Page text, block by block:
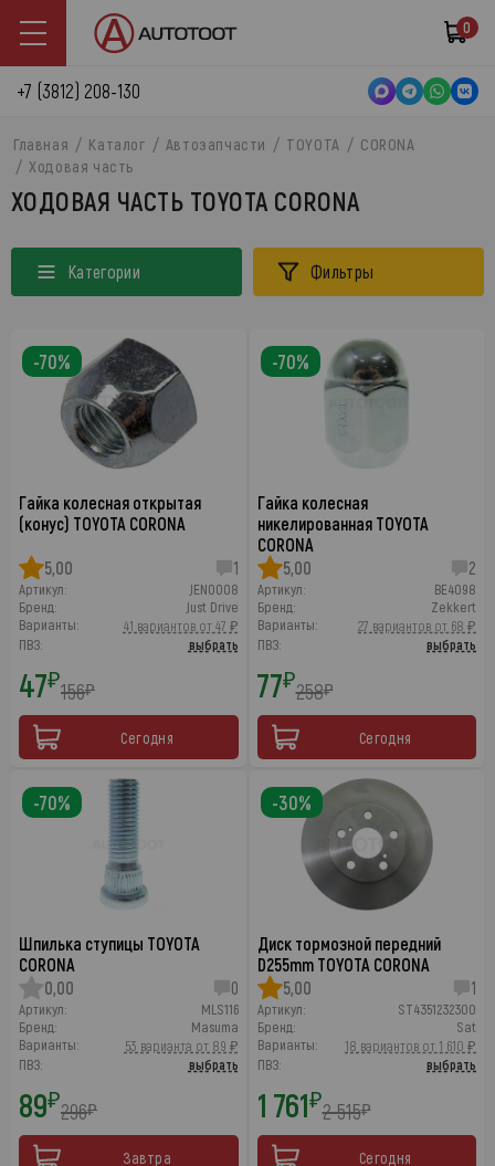
0
+7 (3812) 208-130
Главная Каталог Автозапчасти TOYOTA
CORONA
Ходовая часть
ХОДОВАЯ ЧАСТЬ TOYOTA CORONA
Категории Фильтры
Гайка колесная открытая
(конус) TOYOTA CORONA
5,00 1
Артикул:
JEN0008
Бренд:
Just Drive
Варианты:
41 вариантов от 47 ₽
ПВЗ:
выбрать
47₽156₽
Сегодня
-70%
Гайка колесная
никелированная TOYOTA
CORONA
5,00
2
Артикул:
BE4098
Бренд:
Zekkert
Варианты:
27 вариантов от 68 ₽
ПВЗ:
выбрать
77₽258₽
Сегодня
-70%
Шпилька ступицы TOYOTA
CORONA
0,00
0
Артикул:
MLS116
Бренд:
Masuma
Варианты:
53 варианта от 89 ₽
ПВЗ:
выбрать
89₽296₽
Завтра
-70%
Диск тормозной передний
D255mm TOYOTA CORONA
5,00
1
Артикул:
ST4351232300
Бренд:
Sat
Варианты:
18 вариантов от 1 610 ₽
ПВЗ:
выбрать
1 761₽2 515₽
Сегодня
-30%